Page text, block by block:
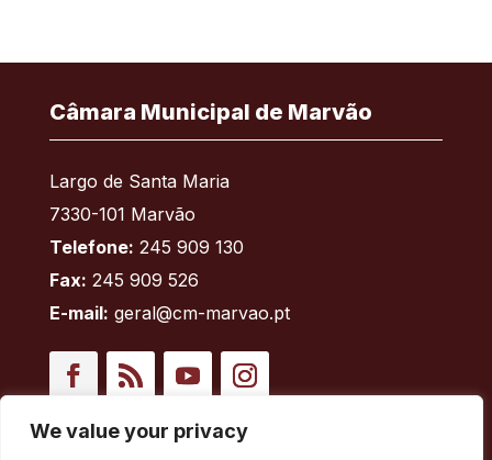
We value your privacy
Câmara Municipal de Marvão
Largo de Santa Maria
7330-101 Marvão
Telefone: 245 909 130
Fax: 245 909 526
E-mail: geral@cm-marvao.pt